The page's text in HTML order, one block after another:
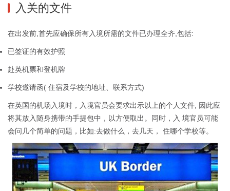
入关的文件
在出发前,首先应确保所有入境所需的文件已办理全齐,包括:
已签证的有效护照
赴英机票和登机牌
学校邀请函( 住宿及学校的地址、联系方式)
在英国的机场入境时，入境官员会要求出示以上的个人文件, 因此应
将其放入随身携带的手提包中，以方便取出。同时，入 境官员可能
会问几个简单的问题，比如:去做什么，去几天， 住哪个学校等。